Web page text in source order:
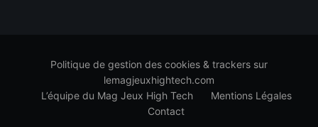
Politique de gestion des cookies & trackers sur
lemagjeuxhightech.com
L’équipe du Mag Jeux High Tech
Mentions Légales
Contact